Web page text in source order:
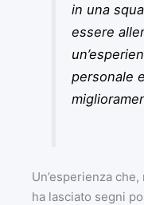
in una
essere
personale
Un’esperienza
ha lasciato segni